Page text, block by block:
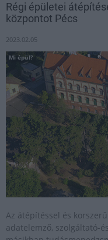
Régi épületei
központot Pécs
2023.02.05
Mi épül?
Az átépítéssel és
adatelemző, szolgáltató-